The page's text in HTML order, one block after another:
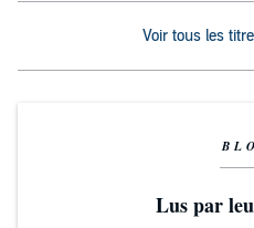
Voir tous les
Lus par